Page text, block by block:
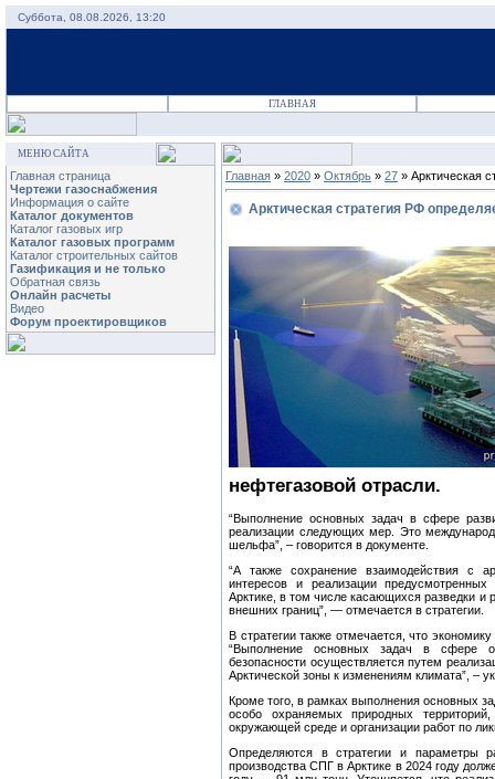
Суббота, 08.08.2026, 13:20
ГЛАВНАЯ
МЕНЮ САЙТА
Главная страница
Чертежи газоснабжения
Информация о сайте
Каталог документов
Каталог газовых игр
Каталог газовых программ
Каталог строительных сайтов
Газификация и не только
Обратная связь
Онлайн расчеты
Видео
Форум проектировщиков
Главная » 2020 » Октябрь » 27 » Арктическая
Арктическая стратегия РФ
нефтегазовой отрасли.
“Выполнение основных задач в сфере
реализации следующих мер. Это
шельфа”, – говорится в документе.
“А также сохранение взаимодействия с
интересов и реализации
Арктике, в том числе касающихся разведки и
внешних границ”, — отмечается в стратегии.
В стратегии также отмечается, что
“Выполнение основных задач в сфере
безопасности осуществляется путем
Арктической зоны к изменениям климата”, –
Кроме того, в рамках выполнения основных
особо охраняемых природных
окружающей среде и организации работ по
Определяются в стратегии и параметры
производства СПГ в Арктике в 2024 году